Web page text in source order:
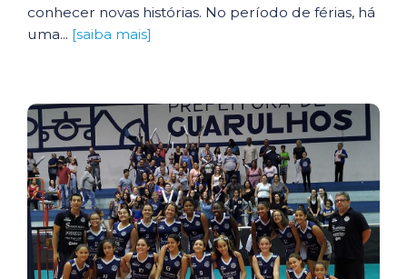
conhecer novas histórias. No período de férias, há
uma... [saiba mais]